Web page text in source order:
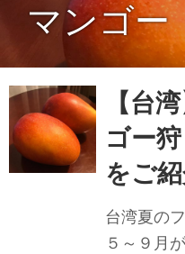
マンゴー
【台
ゴー
をご紹
台湾夏の
５～９月